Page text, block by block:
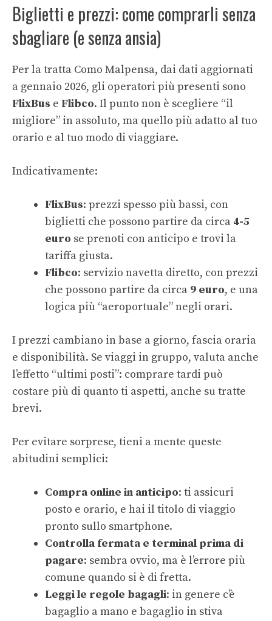
Biglietti e prezzi: come comprarli senza
sbagliare (e senza ansia)
Per la tratta Como Malpensa, dai dati aggiornati
a gennaio 2026, gli operatori più presenti sono
FlixBus e Flibco. Il punto non è scegliere “il
migliore” in assoluto, ma quello più adatto al tuo
orario e al tuo modo di viaggiare.
Indicativamente:
FlixBus: prezzi spesso più bassi, con
biglietti che possono partire da circa 4-5
euro se prenoti con anticipo e trovi la
tariffa giusta.
Flibco: servizio navetta diretto, con prezzi
che possono partire da circa 9 euro, e una
logica più “aeroportuale” negli orari.
I prezzi cambiano in base a giorno, fascia oraria
e disponibilità. Se viaggi in gruppo, valuta anche
l’effetto “ultimi posti”: comprare tardi può
costare più di quanto ti aspetti, anche su tratte
brevi.
Per evitare sorprese, tieni a mente queste
abitudini semplici:
Compra online in anticipo: ti assicuri
posto e orario, e hai il titolo di viaggio
pronto sullo smartphone.
Controlla fermata e terminal prima di
pagare: sembra ovvio, ma è l’errore più
comune quando si è di fretta.
Leggi le regole bagagli: in genere c’è
bagaglio a mano e bagaglio in stiva